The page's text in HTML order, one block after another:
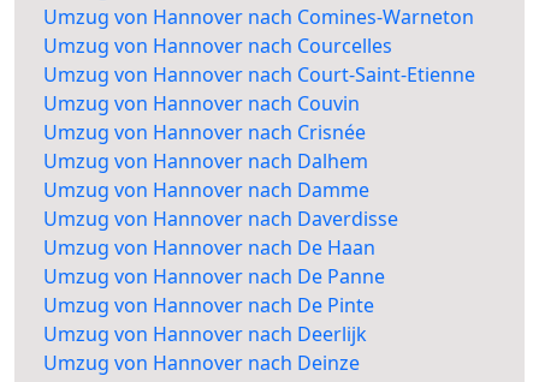
Umzug von Hannover nach Comines-Warneton
Umzug von Hannover nach Courcelles
Umzug von Hannover nach Court-Saint-Etienne
Umzug von Hannover nach Couvin
Umzug von Hannover nach Crisnée
Umzug von Hannover nach Dalhem
Umzug von Hannover nach Damme
Umzug von Hannover nach Daverdisse
Umzug von Hannover nach De Haan
Umzug von Hannover nach De Panne
Umzug von Hannover nach De Pinte
Umzug von Hannover nach Deerlijk
Umzug von Hannover nach Deinze